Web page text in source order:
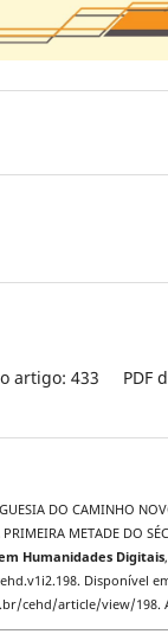
artigo: 433 PDF
DO CAMINHO
METADE DO
Humanidades Digitais,
Disponível
cehd/article/view/198.